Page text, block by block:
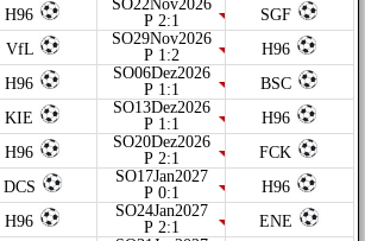
H96
SO22Nov2026
P 2:1
SGF
VfL
SO29Nov2026
P 1:2
H96
H96
SO06Dez2026
P 1:1
BSC
KIE
SO13Dez2026
P 1:1
H96
H96
SO20Dez2026
P 2:1
FCK
DCS
SO17Jan2027
P 0:1
H96
H96
SO24Jan2027
P 2:1
ENE